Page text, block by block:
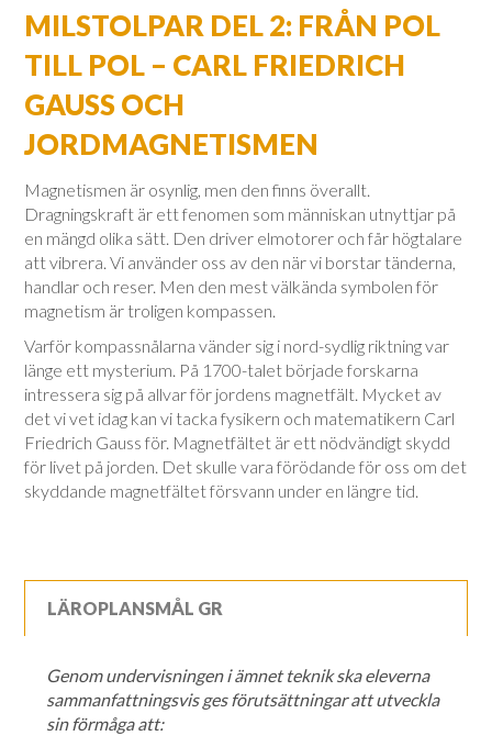
MILSTOLPAR DEL 2: FRÅN POL
TILL POL – CARL FRIEDRICH
GAUSS OCH
JORDMAGNETISMEN
Magnetismen är osynlig, men den finns överallt.
Dragningskraft är ett fenomen som människan utnyttjar på
en mängd olika sätt. Den driver elmotorer och får högtalare
att vibrera. Vi använder oss av den när vi borstar tänderna,
handlar och reser. Men den mest välkända symbolen för
magnetism är troligen kompassen.
Varför kompassnålarna vänder sig i nord-sydlig riktning var
länge ett mysterium. På 1700-talet började forskarna
intressera sig på allvar för jordens magnetfält. Mycket av
det vi vet idag kan vi tacka fysikern och matematikern Carl
Friedrich Gauss för. Magnetfältet är ett nödvändigt skydd
för livet på jorden. Det skulle vara förödande för oss om det
skyddande magnetfältet försvann under en längre tid.
LÄROPLANSMÅL GR
Genom undervisningen i ämnet teknik ska eleverna
sammanfattningsvis ges förutsättningar att utveckla
sin förmåga att: